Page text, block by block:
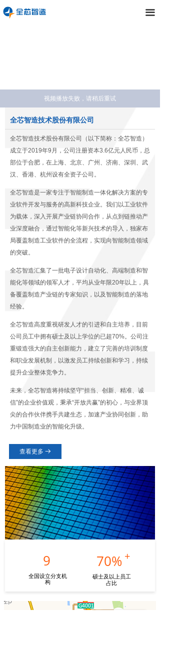
끀
全芯智造技术股份有限公司
全芯智造技术股份有限公司（以下简称：全芯智造）
成立于2019年9月，公司注册资本3.6亿元人民币，总
部位于合肥，在上海、北京、广州、济南、深圳、武
汉、香港、 杭州设有全资子公司。
全芯智造是一家专注于智能制造一体化解决方案的专
业软件开发与服务的高新科技企业。我们以工业软件
为载体，深入开展产业链协同合作，从点到链推动产
业深度融合，通过智能化等新兴技术的导入，独家布
局覆盖制造工业软件的全流程，实现向智能制造领域
的突破。
全芯智造汇集了一批电子设计自动化、高端制造和智
能化等领域的领军人才，平均从业年限20年以上，具
备覆盖制造产业链的专家知识，以及智能制造的落地
经验。
全芯智造高度重视研发人才的引进和自主培养，目前
公司员工中拥有硕士及以上学位的已超70%。公司注
重锻造强大的自主创新能力，建立了完善的培训制度
和职业发展机制，以激发员工持续创新和学习，持续
提升企业整体竞争力。
未来，全芯智造将持续坚守“担当、创新、精准、诚
信”的企业价值观，秉承“开放共赢”的初心，与业界顶
尖的合作伙伴携手共建生态，加速产业协同创新，助
力中国制造业的智能化升级。
视频播放失败，请稍后重试
查看更多 뀠
9
全国设立分支机
构
硕士及以上员工
占比
70% +